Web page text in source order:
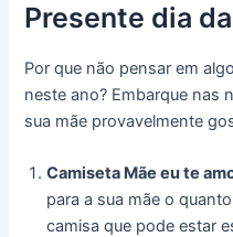
Presente dia
Por que não pensar em
neste ano? Embarque nas
sua mãe provavelmente
Camiseta Mãe eu te
para a sua mãe o
camisa que pode estar